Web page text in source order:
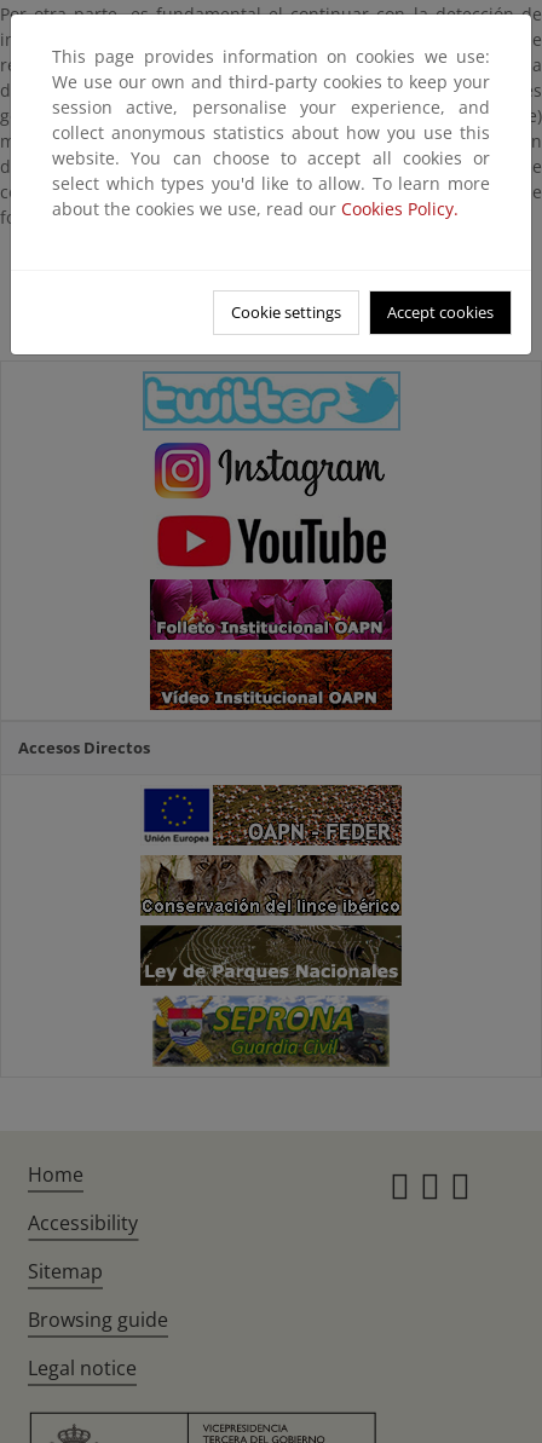
Por otra parte, es fundamental el continuar con la detección de
individuos de lince ibérico, la determinación de las causas de
regresión y dificultades de dispersión de los jóvenes, la
disminución en la competencia planteada por otros predadores
generalistas (zorros y perros asilvestrados fundamentalmente)
mediante la adopción de medidas de control y la determinación
de la densidad y distribución óptimas de las poblaciones de
conejo que permitan mantener su estabilidad interna y servir de
foco de colonización para otras áreas próximas.
Accesos Directos
This page provides information on cookies we use:
We use our own and third-party cookies to keep your
session active, personalise your experience, and
collect anonymous statistics about how you use this
website. You can choose to accept all cookies or
select which types you'd like to allow. To learn more
about the cookies we use, read our Cookies Policy.
Cookie settings Accept cookies
Home
Accessibility
Sitemap
Browsing guide
Legal notice